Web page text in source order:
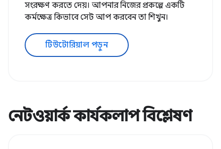
সংরক্ষণ করতে দেয়। আপনার নিজের প্রকল্পে একটি
কর্মক্ষেত্র কিভাবে সেট আপ করবেন তা শিখুন।
টিউটোরিয়াল পড়ুন
নেটওয়ার্ক কার্যকলাপ বিশ্লেষণ